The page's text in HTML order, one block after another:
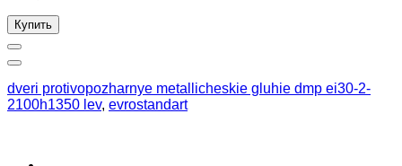
Купить
dveri protivopozharnye metallicheskie gluhie dmp ei30-2-
2100h1350 lev, evrostandart